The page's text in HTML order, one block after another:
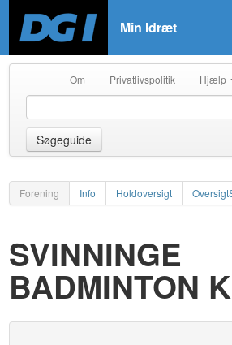
Min Idræt
Om Privatlivspolitik Hjælp
Søgeguide
Forening Info Holdoversigt
SVINNINGE
BADMINTON